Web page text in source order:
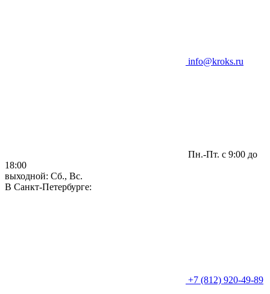
info@kroks.ru
Пн.-Пт. с 9:00 до
18:00
выходной: Сб., Вс.
В Санкт-Петербурге:
+7 (812) 920-49-89